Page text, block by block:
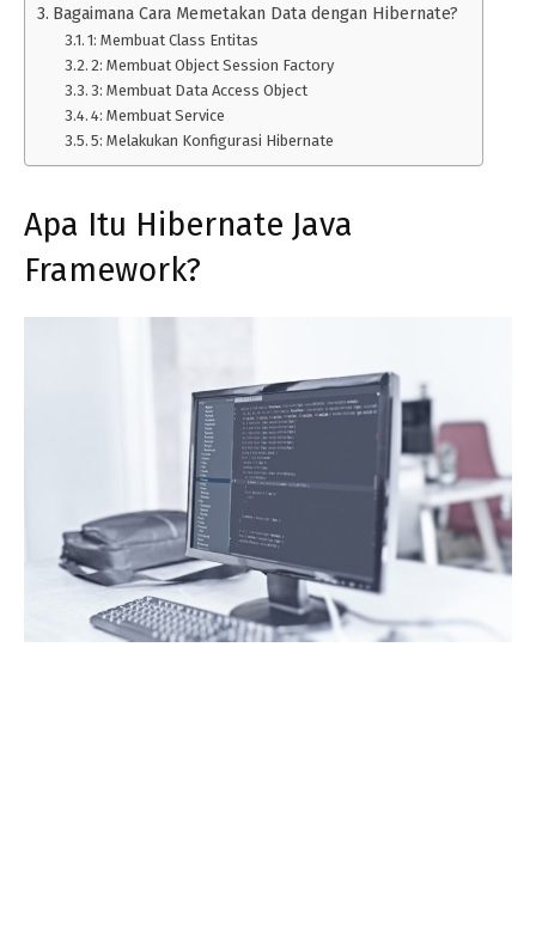
Bagaimana Cara Memetakan Data dengan Hibernate?
1: Membuat Class Entitas
2: Membuat Object Session Factory
3: Membuat Data Access Object
4: Membuat Service
5: Melakukan Konfigurasi Hibernate
Apa Itu Hibernate Java
Framework?